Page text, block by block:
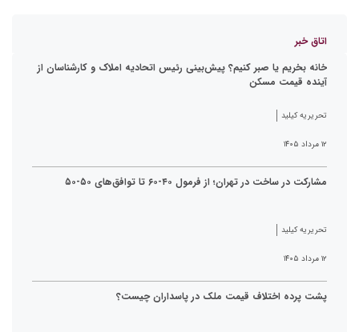
اتاق خبر
خانه بخریم یا صبر کنیم؟ پیش‌بینی رئیس اتحادیه املاک و کارشناسان از
آینده قیمت مسکن
تحریریه کیلید
۱۲ مرداد ۱۴۰۵
مشارکت در ساخت در تهران؛ از فرمول ۴۰-۶۰ تا توافق‌های ۵۰-۵۰
تحریریه کیلید
۱۲ مرداد ۱۴۰۵
پشت پرده اختلاف قیمت ملک در پاسداران چیست؟